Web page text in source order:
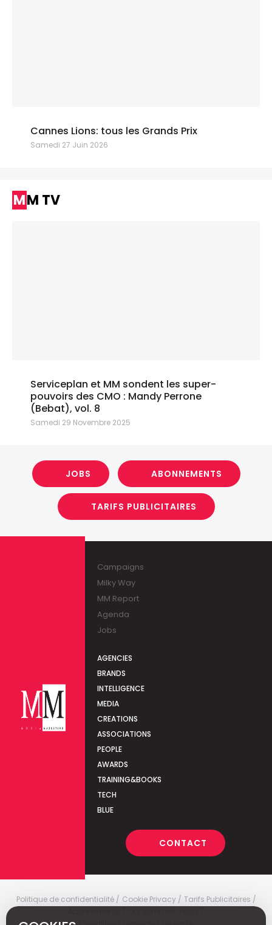
Cannes Lions: tous les Grands Prix
Samedi 27 Juin 2026
MM TV
Serviceplan et MM sondent les super-
pouvoirs des CMO : Mandy Perrone
(Bebat), vol. 8
Samedi 29 Novembre 2025
JOBS ABONNEMENTS
TARIFS PUBLICITAIRES
Campaigns
Milky Way
MM Report
Agenda
Jobs
AGENCIES
BRANDS
INTELLIGENCE
MEDIA
CREATIONS
ASSOCIATIONS
PEOPLE
AWARDS
TRAINING&BOOKS
TECH
BLUE
CONTACT
Politique de confidentialité Cookie Privacy
Tarifs Publicitaires